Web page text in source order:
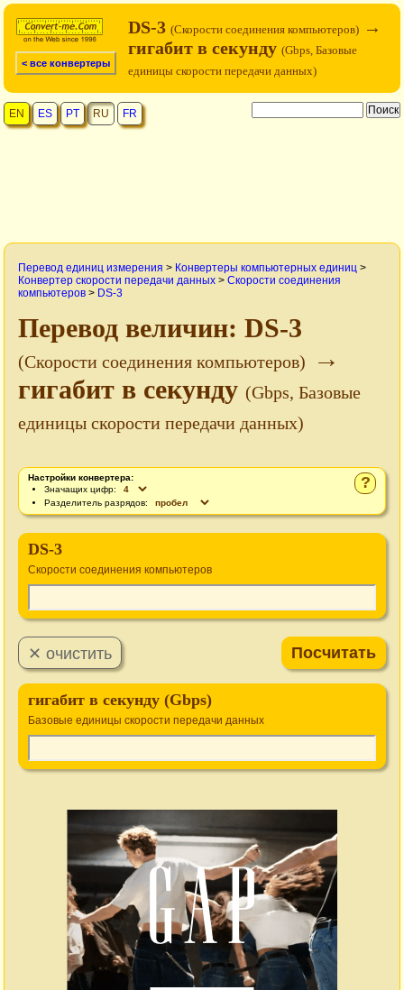
< все конвертеры
DS-3 (Cкорости соединения компьютеров) →
гигабит в секунду (Gbps, Базовые
единицы скорости передачи данных)
EN ES PT RU FR
Перевод единиц измерения > Конвертеры компьютерных единиц >
Конвертер скорости передачи данных > Cкорости соединения
компьютеров > DS-3
Перевод величин: DS-3
(Cкорости соединения компьютеров)
→
гигабит в секунду (Gbps, Базовые
единицы скорости передачи данных)
?
Настройки конвертера:
Значащих цифр:
Разделитель разрядов:
DS-3
Cкорости соединения компьютеров
гигабит в секунду (Gbps)
Базовые единицы скорости передачи данных